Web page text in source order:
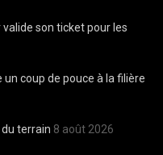
valide son ticket pour les
un coup de pouce à la filière
du terrain 8 août 2026